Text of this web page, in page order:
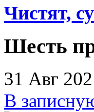
Чистят,
Шесть
31 Авг
В